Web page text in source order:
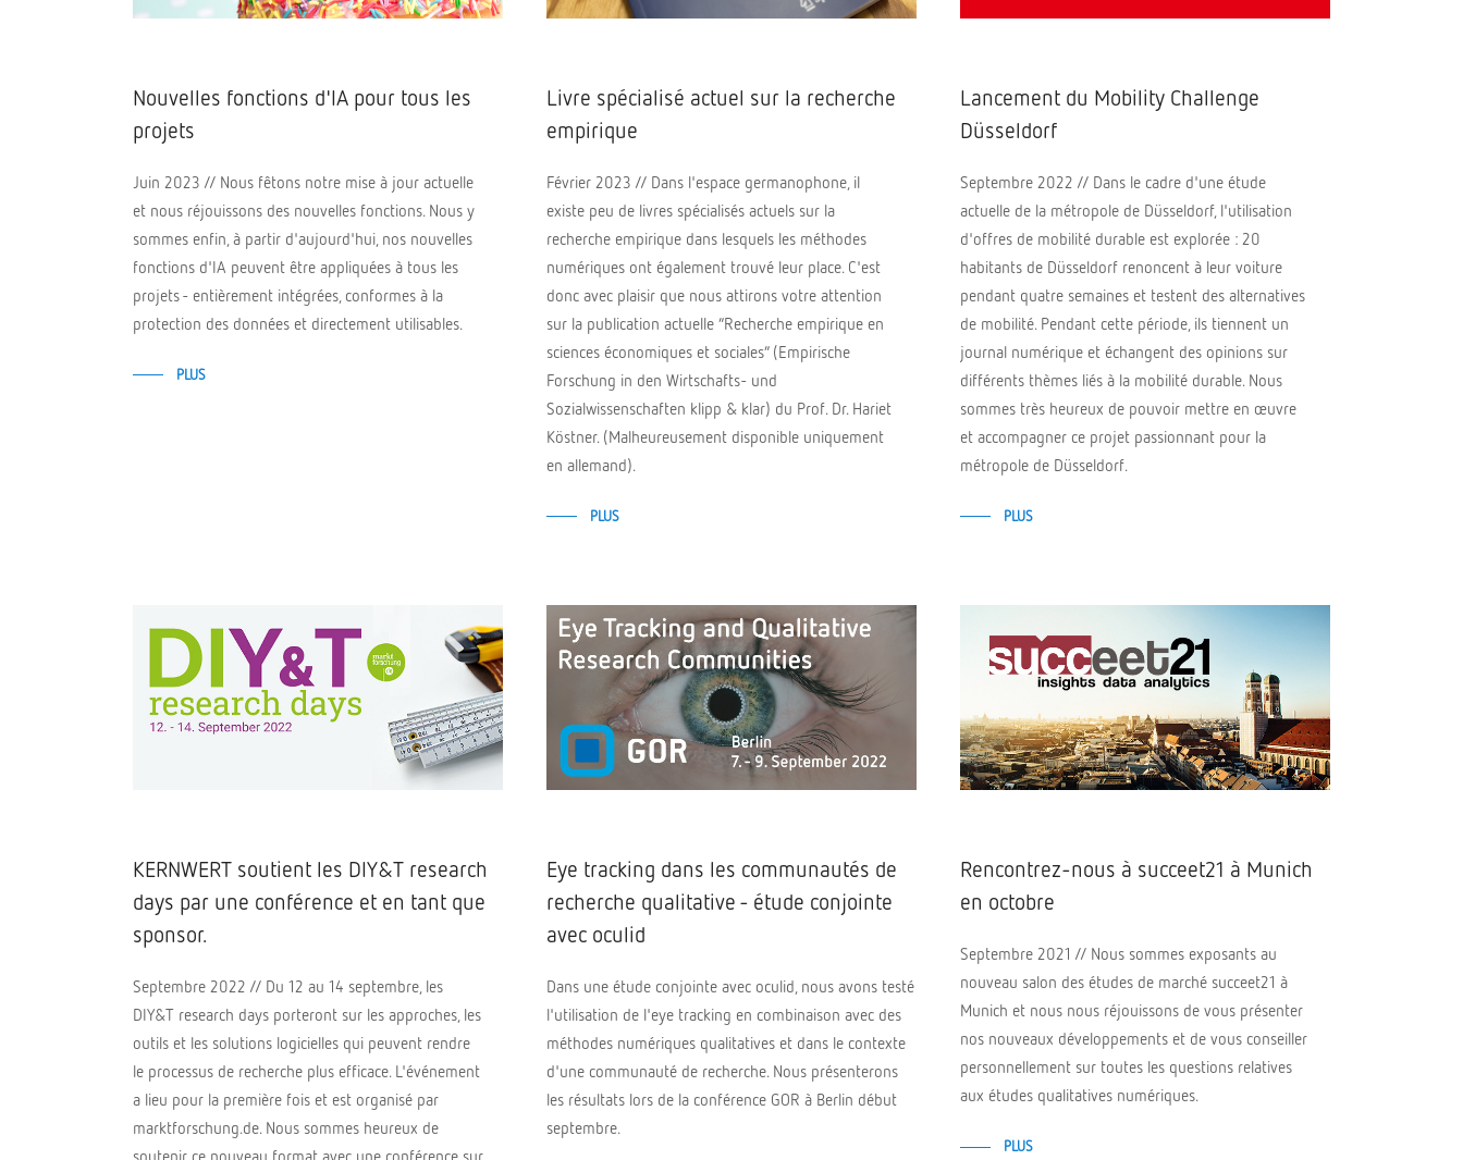
Nouvelles fonctions d'IA pour tous les
projets
Juin 2023 // Nous fêtons notre mise à jour actuelle
et nous réjouissons des nouvelles fonctions. Nous y
sommes enfin, à partir d'aujourd'hui, nos nouvelles
fonctions d'IA peuvent être appliquées à tous les
projets - entièrement intégrées, conformes à la
protection des données et directement utilisables.
PLUS
Livre spécialisé actuel sur la recherche
empirique
Février 2023 // Dans l'espace germanophone, il
existe peu de livres spécialisés actuels sur la
recherche empirique dans lesquels les méthodes
numériques ont également trouvé leur place. C'est
donc avec plaisir que nous attirons votre attention
sur la publication actuelle “Recherche empirique en
sciences économiques et sociales” (Empirische
Forschung in den Wirtschafts- und
Sozialwissenschaften klipp & klar) du Prof. Dr. Hariet
Köstner. (Malheureusement disponible uniquement
en allemand).
PLUS
Lancement du Mobility Challenge
Düsseldorf
Septembre 2022 // Dans le cadre d'une étude
actuelle de la métropole de Düsseldorf, l'utilisation
d'offres de mobilité durable est explorée : 20
habitants de Düsseldorf renoncent à leur voiture
pendant quatre semaines et testent des alternatives
de mobilité. Pendant cette période, ils tiennent un
journal numérique et échangent des opinions sur
différents thèmes liés à la mobilité durable. Nous
sommes très heureux de pouvoir mettre en œuvre
et accompagner ce projet passionnant pour la
métropole de Düsseldorf.
PLUS
KERNWERT soutient les DIY&T research
days par une conférence et en tant que
sponsor.
Septembre 2022 // Du 12 au 14 septembre, les
DIY&T research days porteront sur les approches, les
outils et les solutions logicielles qui peuvent rendre
le processus de recherche plus efficace. L'événement
a lieu pour la première fois et est organisé par
marktforschung.de. Nous sommes heureux de
soutenir ce nouveau format avec une conférence sur
Eye tracking dans les communautés de
recherche qualitative - étude conjointe
avec oculid
Dans une étude conjointe avec oculid, nous avons testé
l'utilisation de l'eye tracking en combinaison avec des
méthodes numériques qualitatives et dans le contexte
d'une communauté de recherche. Nous présenterons
les résultats lors de la conférence GOR à Berlin début
septembre.
Rencontrez-nous à succeet21 à Munich
en octobre
Septembre 2021 // Nous sommes exposants au
nouveau salon des études de marché succeet21 à
Munich et nous nous réjouissons de vous présenter
nos nouveaux développements et de vous conseiller
personnellement sur toutes les questions relatives
aux études qualitatives numériques.
PLUS